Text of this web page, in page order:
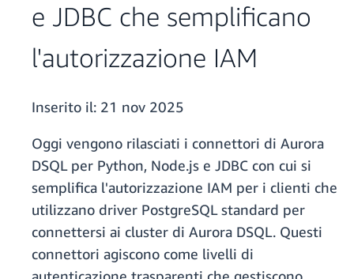
e JDBC che semplificano
l'autorizzazione IAM
Inserito il: 21 nov 2025
Oggi vengono rilasciati i connettori di Aurora
DSQL per Python, Node.js e JDBC con cui si
semplifica l'autorizzazione IAM per i clienti che
utilizzano driver PostgreSQL standard per
connettersi ai cluster di Aurora DSQL. Questi
connettori agiscono come livelli di